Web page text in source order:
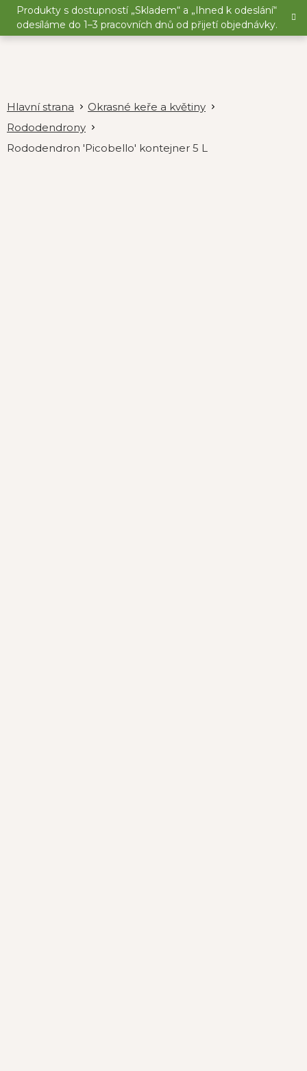
Přejít
obsah
Produkty s dostupností „Skladem“ a „Ihned k odeslání“
odesíláme do 1–3 pracovních dnů od přijetí objednávky.
Okrasné keře a květiny
Rododendrony
Rododendron 'Picobello' kontejner 5 L